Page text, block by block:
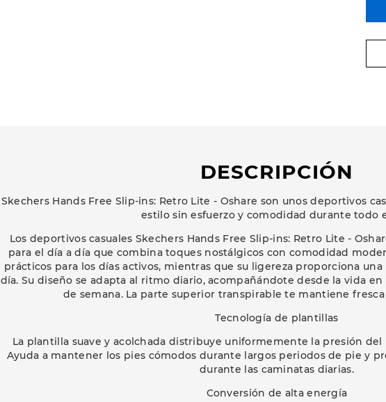
DESCRIPCIÓN
Skechers Hands Free Slip-ins: Retro Lite - Oshare son unos deportivos
estilo sin esfuerzo y comodidad durante todo
Los deportivos casuales Skechers Hands Free Slip-ins: Retro Lite -
para el día a día que combina toques nostálgicos con comodidad
prácticos para los días activos, mientras que su ligereza proporciona
día. Su diseño se adapta al ritmo diario, acompañándote desde la vida
de semana. La parte superior transpirable te mantiene
Tecnología de plantillas
La plantilla suave y acolchada distribuye uniformemente la presión
Ayuda a mantener los pies cómodos durante largos periodos de pie y
durante las caminatas diarias.
Conversión de alta energía